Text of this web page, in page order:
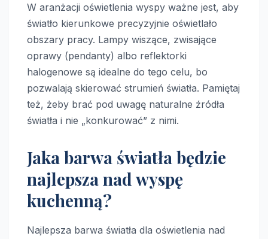
W aranżacji oświetlenia wyspy ważne jest, aby
światło kierunkowe precyzyjnie oświetlało
obszary pracy. Lampy wiszące, zwisające
oprawy (pendanty) albo reflektorki
halogenowe są idealne do tego celu, bo
pozwalają skierować strumień światła. Pamiętaj
też, żeby brać pod uwagę naturalne źródła
światła i nie „konkurować” z nimi.
Jaka barwa światła będzie
najlepsza nad wyspę
kuchenną?
Najlepsza barwa światła dla oświetlenia nad